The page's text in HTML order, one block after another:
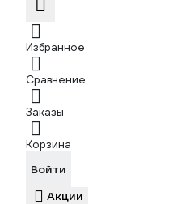
Избранное
Сравнение
Заказы
Корзина
Войти
Акции